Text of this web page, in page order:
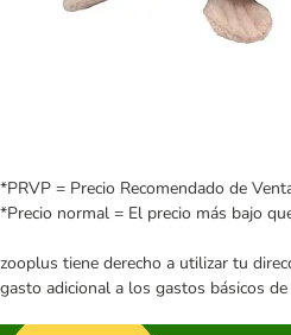
*PRVP = Precio Recomendado de
*Precio normal = El precio más bajo
zooplus tiene derecho a utilizar tu
gasto adicional a los gastos básicos